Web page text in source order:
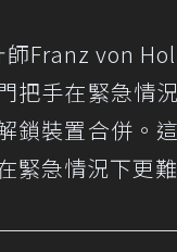
Franz von
把手在緊急情
鎖裝置合併。
緊急情況下更